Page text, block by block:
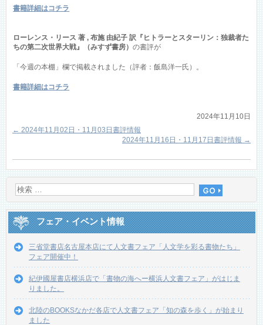
書籍詳細はコチラ
ローレンス・リース 著 , 布施 由紀子 訳『ヒトラーとスターリン：独裁者た
ちの第二次世界大戦』（みすず書房）の書評が
「今週の本棚」欄で掲載されました（評者：飯島洋一氏）。
書籍詳細はコチラ
2024年11月10日
← 2024年11月02日・11月03日書評情報
2024年11月16日・11月17日書評情報 →
フェア・イベント情報
三省堂書店名古屋本店にて人文書フェア「人文学を彩る書物たち」
フェア開催中！
紀伊國屋書店横浜店で「書物の海へー横浜人文書フェア」がはじま
りました。
北陸のBOOKSなかだ各店で人文書フェア「知の森を歩く」が始まり
ました